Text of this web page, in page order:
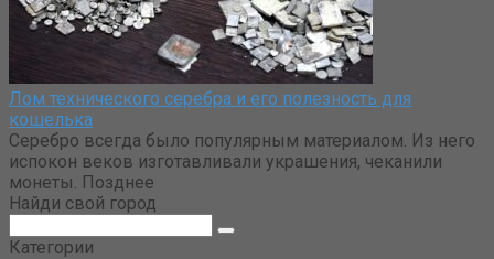
Лом технического серебра и его полезность для
кошелька
Серебро всегда было популярным материалом. Из него
испокон веков изготавливали украшения, чеканили
монеты. Позднее
Найди свой город
Категории